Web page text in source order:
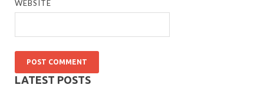
WEBSITE
LATEST POSTS